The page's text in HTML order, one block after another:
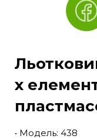
х
• Модель: 438